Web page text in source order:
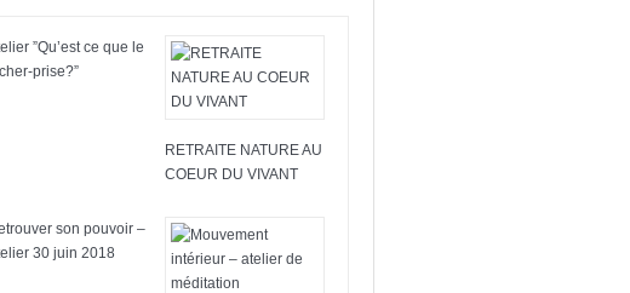
”Qu’est ce que le
prise?”
RETRAITE NATURE AU
COEUR DU VIVANT
son pouvoir –
30 juin 2018